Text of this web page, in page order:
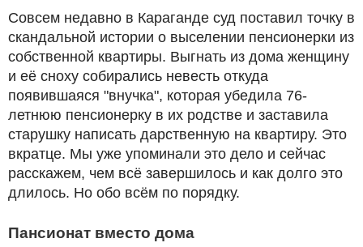
Совсем недавно в Караганде суд поставил точку в
скандальной истории о выселении пенсионерки из
собственной квартиры. Выгнать из дома женщину
и её сноху собирались невесть откуда
появившаяся "внучка", которая убедила 76-
летнюю пенсионерку в их родстве и заставила
старушку написать дарственную на квартиру. Это
вкратце. Мы уже упоминали это дело и сейчас
расскажем, чем всё завершилось и как долго это
длилось. Но обо всём по порядку.
Пансионат вместо дома